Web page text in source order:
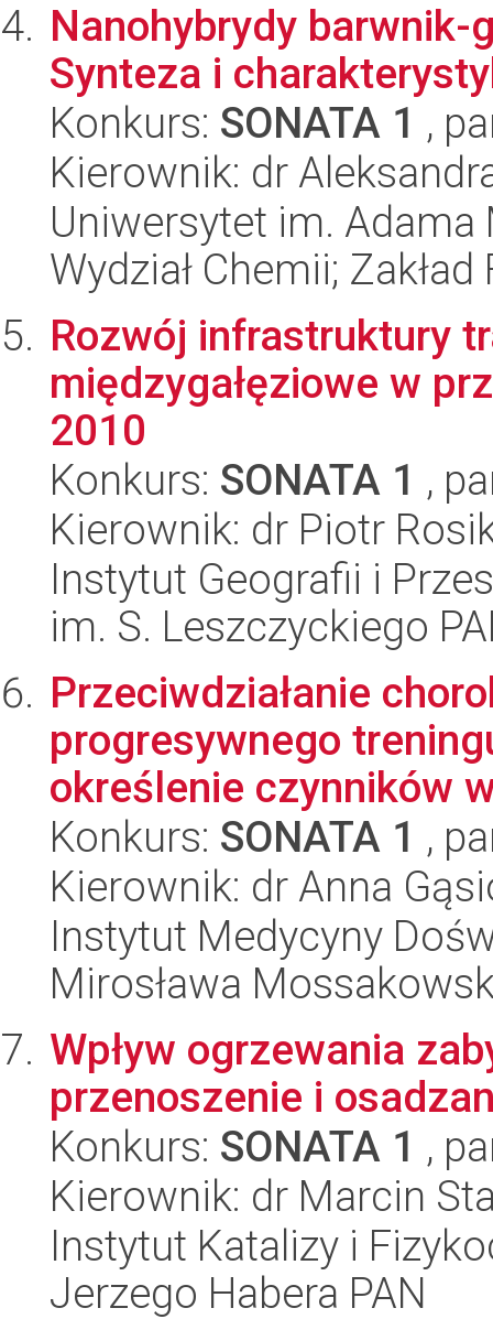
Nanohybrydy
Synteza i
Konkurs: SONATA 1 ,
Kierownik: dr
Uniwersytet im.
Wydział Chemii;
Rozwój infrastruktury
międzygałęziowe w
2010
Konkurs: SONATA 1 ,
Kierownik: dr Piotr
Instytut Geografii i
im. S. Leszczyckiego
Przeciwdziałanie
progresywnego
określenie czynników
Konkurs: SONATA 1 ,
Kierownik: dr Anna
Instytut Medycyny
Mirosława
Wpływ ogrzewania
przenoszenie i
Konkurs: SONATA 1 ,
Kierownik: dr Marcin
Instytut Katalizy i
Jerzego Habera PAN